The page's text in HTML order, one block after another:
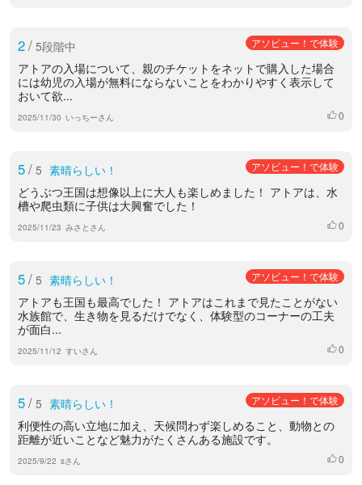
2/ 5段階中 アソビュー！で体験
アトアの入場について、親のチケットをネットで購入した場合
には幼児の入場が無料にならないことをわかりやすく表示して
おいて欲...
2025/11/30 いっちーさん いいね
0
5/ 5 素晴らしい！ アソビュー！で体験
どうぶつ王国は想像以上に大人も楽しめました！ アトアは、水
槽や爬虫類に子供は大興奮でした！
2025/11/23 みさとさん いいね
0
5/ 5 素晴らしい！ アソビュー！で体験
アトアも王国も最高でした！ アトアはこれまで見たことがない
水族館で、生き物を見るだけでなく、体験型のコーナーの工夫
が面白...
2025/11/12 すいさん いいね
0
5/ 5 素晴らしい！ アソビュー！で体験
利便性の高い立地に加え、天候問わず楽しめること、動物との
距離が近いことなど魅力がたくさんある施設です。
2025/9/22 sさん いいね
0